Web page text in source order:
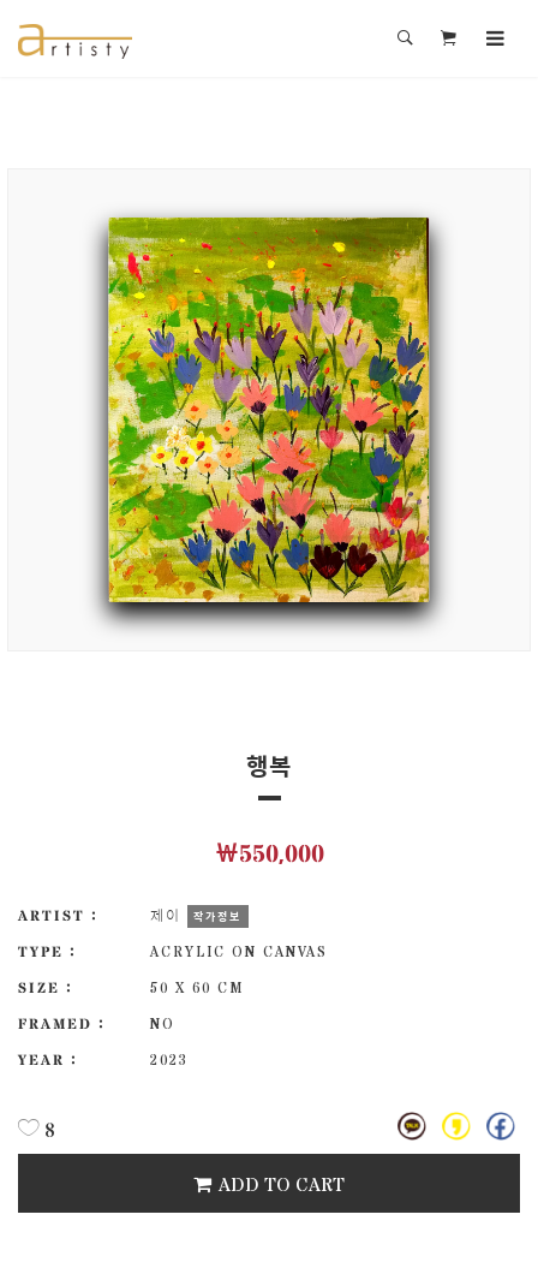
행복
￦550,000
ARTIST : 제이 작가정보
TYPE :
ACRYLIC ON CANVAS
SIZE :
50 X 60 CM
FRAMED :
NO
YEAR :
2023
8
ADD TO CART